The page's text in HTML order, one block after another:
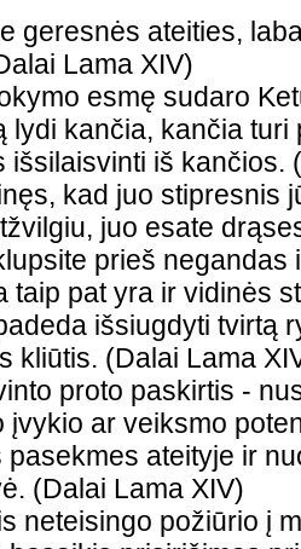
geresnės ateities,
Lama XIV)
esmę sudaro
lydi kančia, kančia
išsilaisvinti iš kančios.
kad juo stipresnis
juo esate
prieš negandas
taip pat yra ir vidinės
išsiugdyti tvirtą
kliūtis. (Dalai Lama
proto paskirtis -
įvykio ar veiksmo
pasekmes ateityje ir
(Dalai Lama XIV)
neteisingo požiūrio į